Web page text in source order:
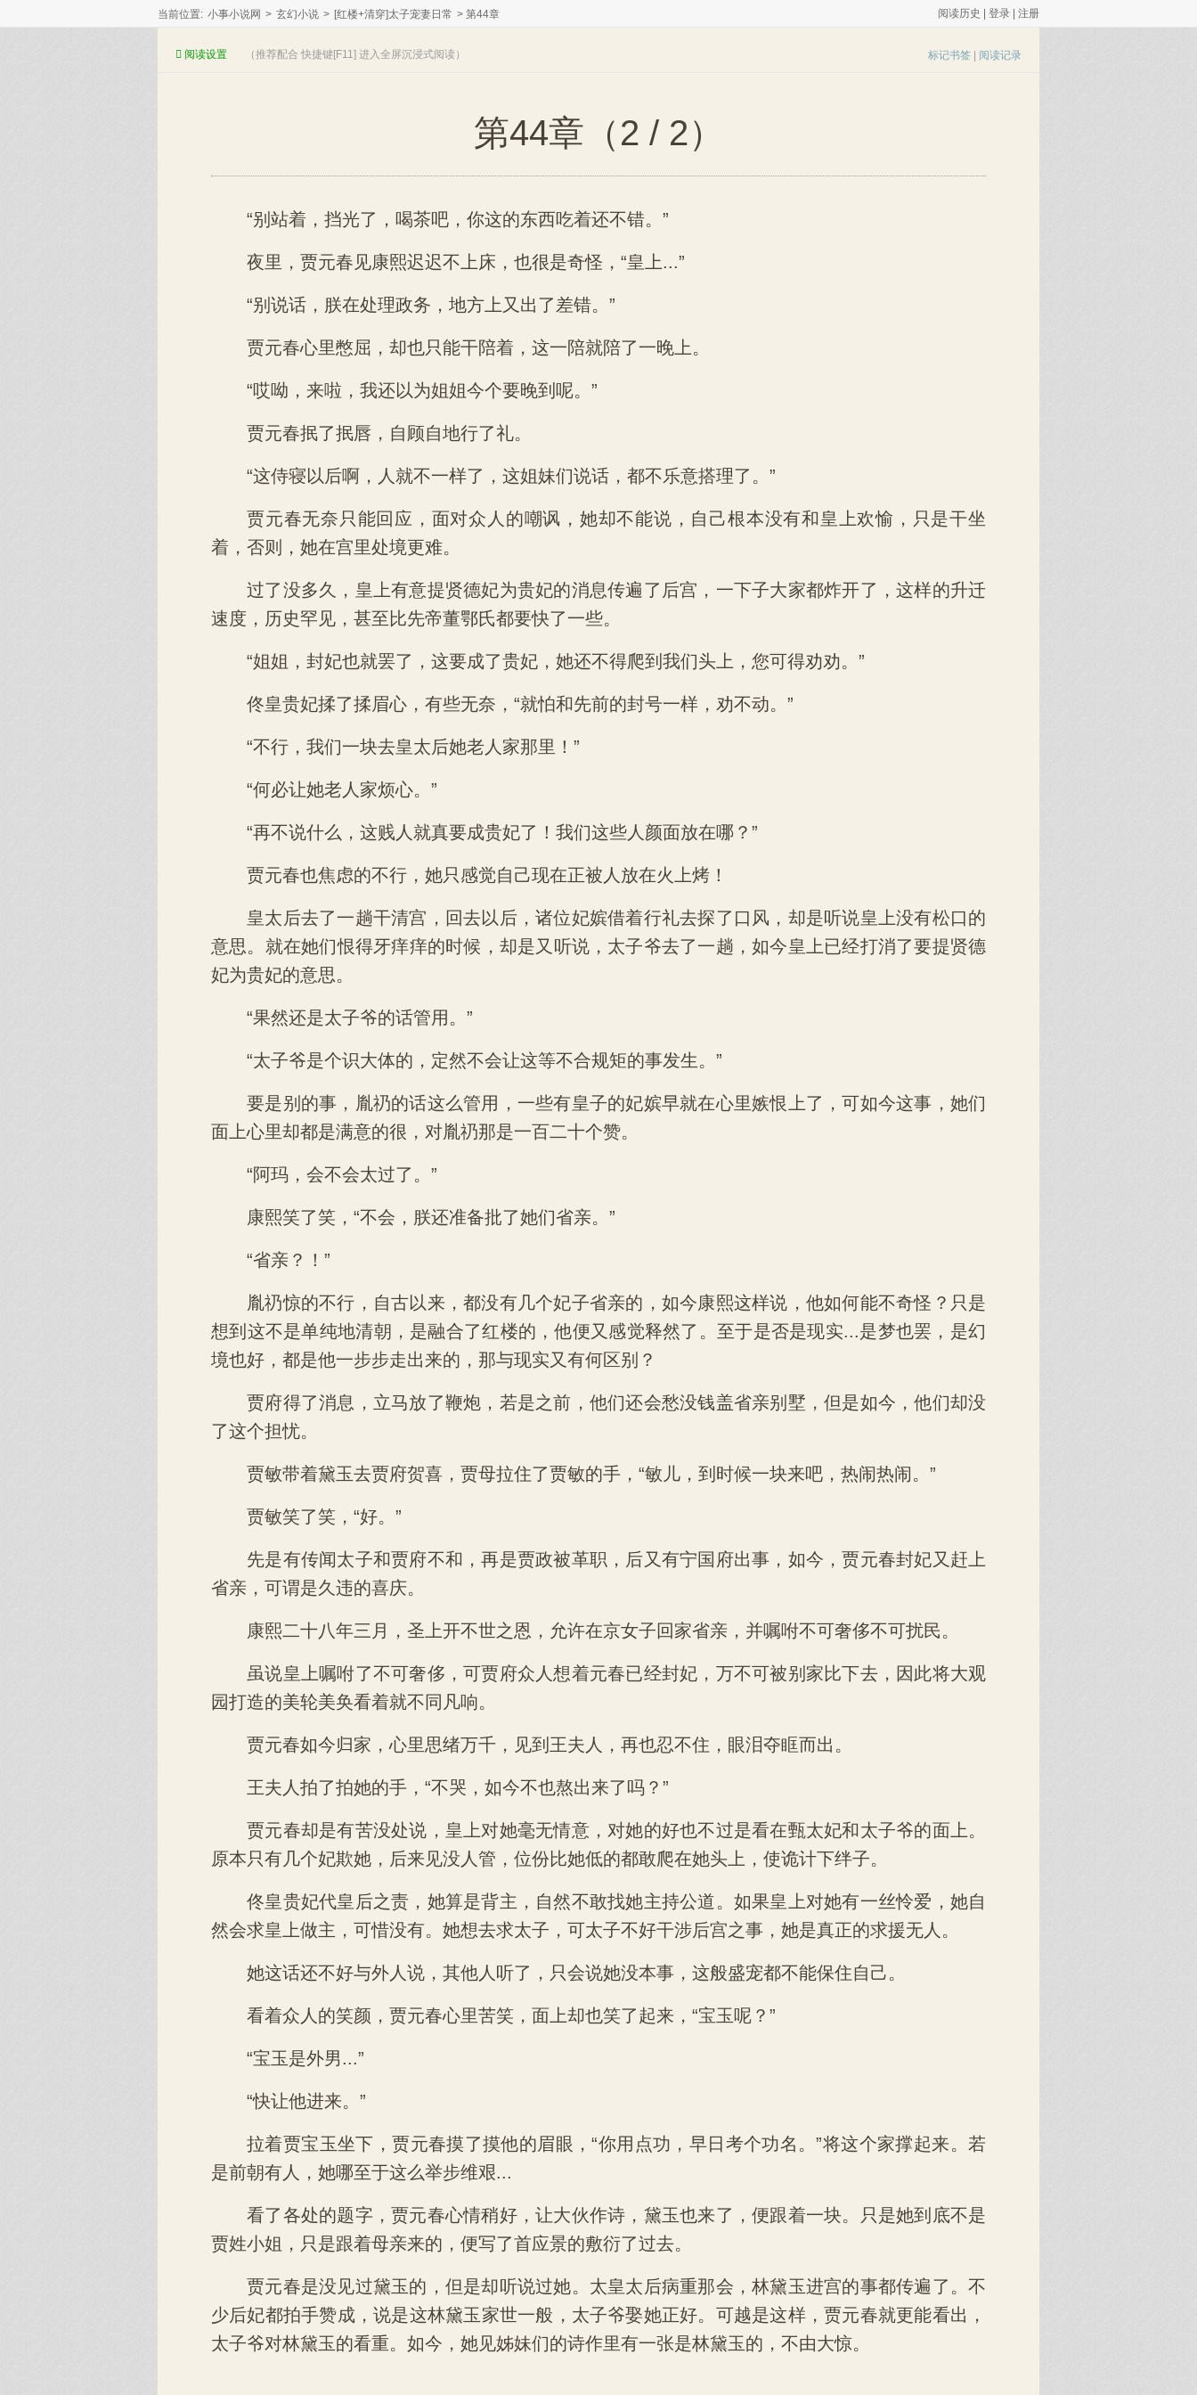
当前位置: 小事小说网 > 玄幻小说 > [红楼+清穿]太子宠妻日常 > 第44章 阅读历史 登录 注册
标记书签 | 阅读记录
阅读设置 （推荐配合 快捷键[F11] 进入全屏沉浸式阅读）
第44章（2 / 2）
“别站着，挡光了，喝茶吧，你这的东西吃着还不错。”
夜里，贾元春见康熙迟迟不上床，也很是奇怪，“皇上...”
“别说话，朕在处理政务，地方上又出了差错。”
贾元春心里憋屈，却也只能干陪着，这一陪就陪了一晚上。
“哎呦，来啦，我还以为姐姐今个要晚到呢。”
贾元春抿了抿唇，自顾自地行了礼。
“这侍寝以后啊，人就不一样了，这姐妹们说话，都不乐意搭理了。”
贾元春无奈只能回应，面对众人的嘲讽，她却不能说，自己根本没有和皇上欢愉，只是干坐
着，否则，她在宫里处境更难。
过了没多久，皇上有意提贤德妃为贵妃的消息传遍了后宫，一下子大家都炸开了，这样的升迁
速度，历史罕见，甚至比先帝董鄂氏都要快了一些。
“姐姐，封妃也就罢了，这要成了贵妃，她还不得爬到我们头上，您可得劝劝。”
佟皇贵妃揉了揉眉心，有些无奈，“就怕和先前的封号一样，劝不动。”
“不行，我们一块去皇太后她老人家那里！”
“何必让她老人家烦心。”
“再不说什么，这贱人就真要成贵妃了！我们这些人颜面放在哪？”
贾元春也焦虑的不行，她只感觉自己现在正被人放在火上烤！
皇太后去了一趟干清宫，回去以后，诸位妃嫔借着行礼去探了口风，却是听说皇上没有松口的
意思。就在她们恨得牙痒痒的时候，却是又听说，太子爷去了一趟，如今皇上已经打消了要提贤德
妃为贵妃的意思。
“果然还是太子爷的话管用。”
“太子爷是个识大体的，定然不会让这等不合规矩的事发生。”
要是别的事，胤礽的话这么管用，一些有皇子的妃嫔早就在心里嫉恨上了，可如今这事，她们
面上心里却都是满意的很，对胤礽那是一百二十个赞。
“阿玛，会不会太过了。”
康熙笑了笑，“不会，朕还准备批了她们省亲。”
“省亲？！”
胤礽惊的不行，自古以来，都没有几个妃子省亲的，如今康熙这样说，他如何能不奇怪？只是
想到这不是单纯地清朝，是融合了红楼的，他便又感觉释然了。至于是否是现实...是梦也罢，是幻
境也好，都是他一步步走出来的，那与现实又有何区别？
贾府得了消息，立马放了鞭炮，若是之前，他们还会愁没钱盖省亲别墅，但是如今，他们却没
了这个担忧。
贾敏带着黛玉去贾府贺喜，贾母拉住了贾敏的手，“敏儿，到时候一块来吧，热闹热闹。”
贾敏笑了笑，“好。”
先是有传闻太子和贾府不和，再是贾政被革职，后又有宁国府出事，如今，贾元春封妃又赶上
省亲，可谓是久违的喜庆。
康熙二十八年三月，圣上开不世之恩，允许在京女子回家省亲，并嘱咐不可奢侈不可扰民。
虽说皇上嘱咐了不可奢侈，可贾府众人想着元春已经封妃，万不可被别家比下去，因此将大观
园打造的美轮美奂看着就不同凡响。
贾元春如今归家，心里思绪万千，见到王夫人，再也忍不住，眼泪夺眶而出。
王夫人拍了拍她的手，“不哭，如今不也熬出来了吗？”
贾元春却是有苦没处说，皇上对她毫无情意，对她的好也不过是看在甄太妃和太子爷的面上。
原本只有几个妃欺她，后来见没人管，位份比她低的都敢爬在她头上，使诡计下绊子。
佟皇贵妃代皇后之责，她算是背主，自然不敢找她主持公道。如果皇上对她有一丝怜爱，她自
然会求皇上做主，可惜没有。她想去求太子，可太子不好干涉后宫之事，她是真正的求援无人。
她这话还不好与外人说，其他人听了，只会说她没本事，这般盛宠都不能保住自己。
看着众人的笑颜，贾元春心里苦笑，面上却也笑了起来，“宝玉呢？”
“宝玉是外男...”
“快让他进来。”
拉着贾宝玉坐下，贾元春摸了摸他的眉眼，“你用点功，早日考个功名。”将这个家撑起来。若
是前朝有人，她哪至于这么举步维艰...
看了各处的题字，贾元春心情稍好，让大伙作诗，黛玉也来了，便跟着一块。只是她到底不是
贾姓小姐，只是跟着母亲来的，便写了首应景的敷衍了过去。
贾元春是没见过黛玉的，但是却听说过她。太皇太后病重那会，林黛玉进宫的事都传遍了。不
少后妃都拍手赞成，说是这林黛玉家世一般，太子爷娶她正好。可越是这样，贾元春就更能看出，
太子爷对林黛玉的看重。如今，她见姊妹们的诗作里有一张是林黛玉的，不由大惊。